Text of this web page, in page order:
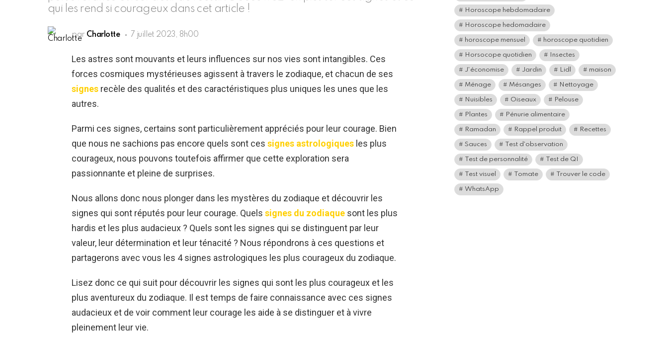
qui les rend si courageux dans cet article !
par Charlotte 7 juillet 2023, 8h00
Les astres sont mouvants et leurs influences sur nos vies sont intangibles. Ces
forces cosmiques mystérieuses agissent à travers le zodiaque, et chacun de ses
signes recèle des qualités et des caractéristiques plus uniques les unes que les
autres.
Parmi ces signes, certains sont particulièrement appréciés pour leur courage. Bien
que nous ne sachions pas encore quels sont ces signes astrologiques les plus
courageux, nous pouvons toutefois affirmer que cette exploration sera
passionnante et pleine de surprises.
Nous allons donc nous plonger dans les mystères du zodiaque et découvrir les
signes qui sont réputés pour leur courage. Quels signes du zodiaque sont les plus
hardis et les plus audacieux ? Quels sont les signes qui se distinguent par leur
valeur, leur détermination et leur ténacité ? Nous répondrons à ces questions et
partagerons avec vous les 4 signes astrologiques les plus courageux du zodiaque.
Lisez donc ce qui suit pour découvrir les signes qui sont les plus courageux et les
plus aventureux du zodiaque. Il est temps de faire connaissance avec ces signes
audacieux et de voir comment leur courage les aide à se distinguer et à vivre
pleinement leur vie.
Horoscope hebdomadaire
Horoscope hedomadaire
horoscope mensuel horoscope quotidien
Horsocope quotidien Insectes
J'économise Jardin Lidl maison
Ménage Mésanges Nettoyage
Nuisibles Oiseaux Pelouse
Plantes Pénurie alimentaire
Ramadan Rappel produit Recettes
Sauces Test d'observation
Test de personnalité Test de QI
Test visuel Tomate Trouver le code
WhatsApp